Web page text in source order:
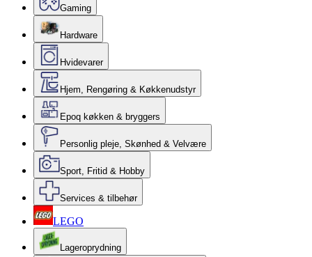
Gaming
Hardware
Hvidevarer
Hjem, Rengøring & Køkkenudstyr
Epoq køkken & bryggers
Personlig pleje, Skønhed & Velvære
Sport, Fritid & Hobby
Services & tilbehør
LEGO
Lageroprydning